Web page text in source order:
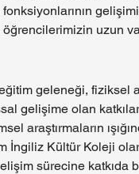
uzun
geleneği,
gelişime olan
araştırmaların
İngiliz Kültür Koleji
sürecine katkıda